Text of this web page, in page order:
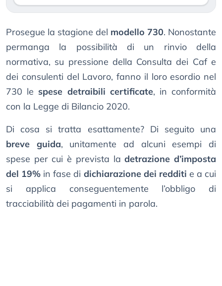
Prosegue la stagione del modello 730. Nonostante
permanga la possibilità di un rinvio della
normativa, su pressione della Consulta dei Caf e
dei consulenti del Lavoro, fanno il loro esordio nel
730 le spese detraibili certificate, in conformità
con la Legge di Bilancio 2020.
Di cosa si tratta esattamente? Di seguito una
breve guida, unitamente ad alcuni esempi di
spese per cui è prevista ladetrazione d’imposta
del 19% in fase di dichiarazione dei redditi e a cui
si applica conseguentemente l’obbligo di
tracciabilità dei pagamenti in parola.